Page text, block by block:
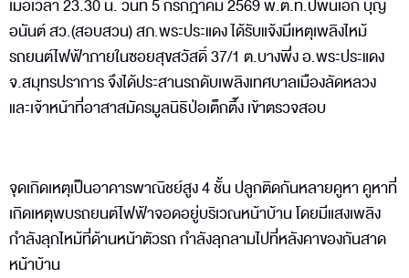
เมื่อเวลา 23.30 น. วันที่ 5 กรกฎาคม 2569 พ.ต.ท.ปพนเอก บุญ
อนันต์ สว.(สอบสวน) สภ.พระประแดง ได้รับแจ้งมีเหตุเพลิงไหม้
รถยนต์ไฟฟ้าภายในซอยสุขสวัสดิ์ 37/1 ต.บางพึ่ง อ.พระประแดง
จ.สมุทรปราการ จึงได้ประสานรถดับเพลิงเทศบาลเมืองลัดหลวง
และเจ้าหน้าที่อาสาสมัครมูลนิธิป่อเต็กตึ๊ง เข้าตรวจสอบ
จุดเกิดเหตุเป็นอาคารพาณิชย์สูง 4 ชั้น ปลูกติดกันหลายคูหา คูหาที่
เกิดเหตุพบรถยนต์ไฟฟ้าจอดอยู่บริเวณหน้าบ้าน โดยมีแสงเพลิง
กำลังลุกไหม้ที่ด้านหน้าตัวรถ กำลังลุกลามไปที่หลังคาของกันสาด
หน้าบ้าน